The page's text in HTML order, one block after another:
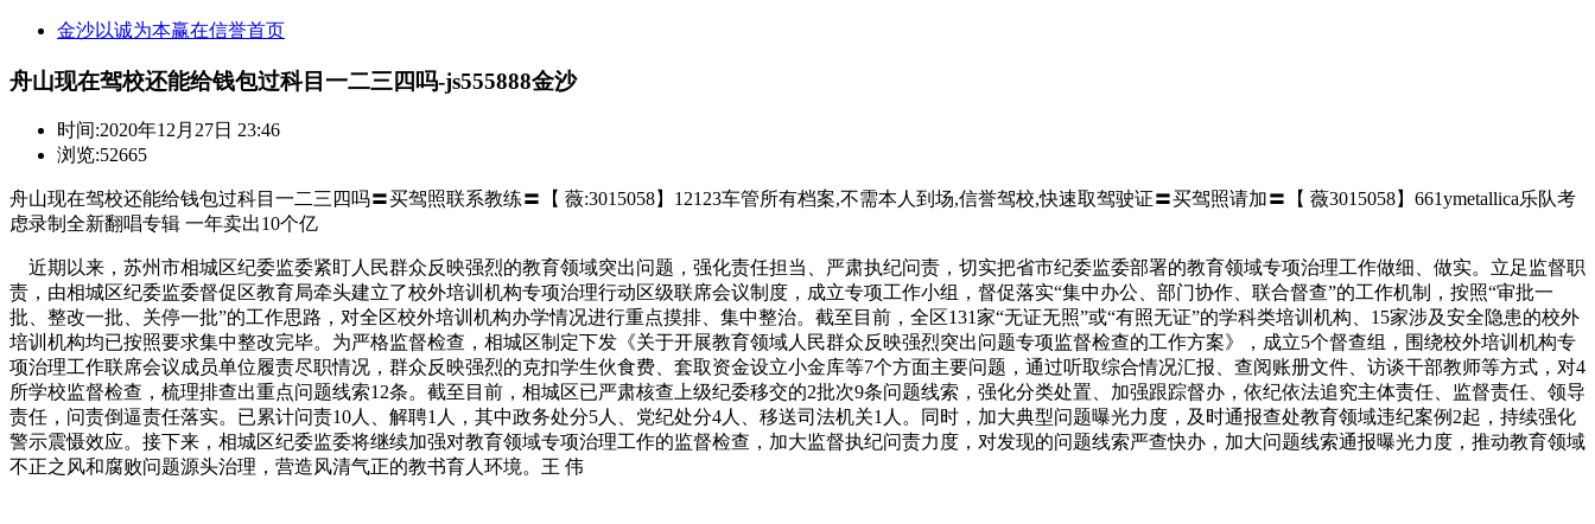
金沙以诚为本赢在信誉首页
舟山现在驾校还能给钱包过科目一二三四吗-js555888金沙
时间:2020年12月27日 23:46
浏览:52665
舟山现在驾校还能给钱包过科目一二三四吗〓买驾照联系教练〓【 薇:3015058】12123车管所有档案,不需本人到场,信誉驾校,快速取驾驶证〓买驾照请加〓【 薇3015058】661ymetallica乐队考
虑录制全新翻唱专辑 一年卖出10个亿
近期以来，苏州市相城区纪委监委紧盯人民群众反映强烈的教育领域突出问题，强化责任担当、严肃执纪问责，切实把省市纪委监委部署的教育领域专项治理工作做细、做实。立足监督职
责，由相城区纪委监委督促区教育局牵头建立了校外培训机构专项治理行动区级联席会议制度，成立专项工作小组，督促落实“集中办公、部门协作、联合督查”的工作机制，按照“审批一
批、整改一批、关停一批”的工作思路，对全区校外培训机构办学情况进行重点摸排、集中整治。截至目前，全区131家“无证无照”或“有照无证”的学科类培训机构、15家涉及安全隐患的校外
培训机构均已按照要求集中整改完毕。为严格监督检查，相城区制定下发《关于开展教育领域人民群众反映强烈突出问题专项监督检查的工作方案》，成立5个督查组，围绕校外培训机构专
项治理工作联席会议成员单位履责尽职情况，群众反映强烈的克扣学生伙食费、套取资金设立小金库等7个方面主要问题，通过听取综合情况汇报、查阅账册文件、访谈干部教师等方式，对4
所学校监督检查，梳理排查出重点问题线索12条。截至目前，相城区已严肃核查上级纪委移交的2批次9条问题线索，强化分类处置、加强跟踪督办，依纪依法追究主体责任、监督责任、领导
责任，问责倒逼责任落实。已累计问责10人、解聘1人，其中政务处分5人、党纪处分4人、移送司法机关1人。同时，加大典型问题曝光力度，及时通报查处教育领域违纪案例2起，持续强化
警示震慑效应。接下来，相城区纪委监委将继续加强对教育领域专项治理工作的监督检查，加大监督执纪问责力度，对发现的问题线索严查快办，加大问题线索通报曝光力度，推动教育领域
不正之风和腐败问题源头治理，营造风清气正的教书育人环境。王 伟